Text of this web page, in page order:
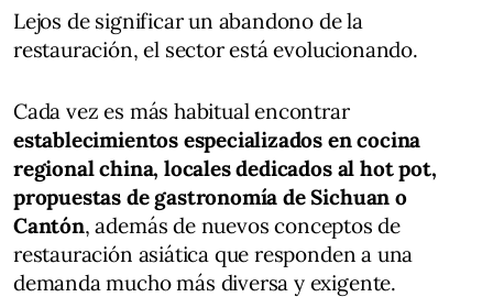
Lejos de significar un abandono de la
restauración, el sector está evolucionando.
Cada vez es más habitual encontrar
establecimientos especializados en cocina
regional china, locales dedicados al hot pot,
propuestas de gastronomía de Sichuan o
Cantón, además de nuevos conceptos de
restauración asiática que responden a una
demanda mucho más diversa y exigente.